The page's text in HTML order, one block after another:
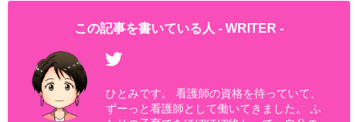
この記事を書いている人 - WRITER -
ひとみです。 看護師の資格を待っていて、
ずーっと看護師として働いてきました。 ふ